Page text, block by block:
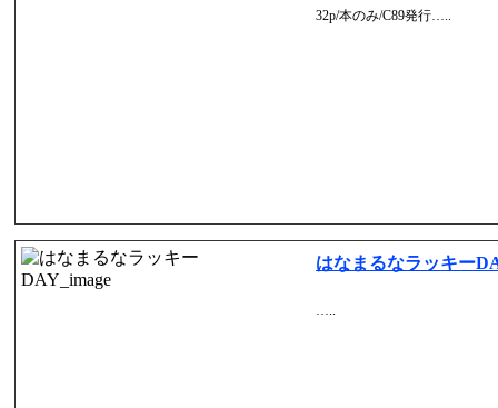
32p/本のみ/C89発行…..
はなまるなラッキー
…..